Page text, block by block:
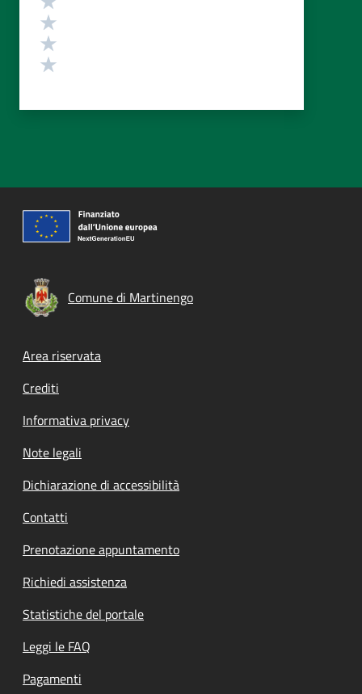
Comune di Martinengo
Footer menu
Area riservata
Crediti
Informativa privacy
Note legali
Dichiarazione di accessibilità
Contatti
Prenotazione appuntamento
Richiedi assistenza
Statistiche del portale
Leggi le FAQ
Pagamenti